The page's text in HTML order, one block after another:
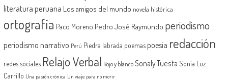
literatura peruana Los amigos del mundo novela histórica
ortografía Paco Moreno Pedro José Raymundo periodismo
periodismo narrativo Perú Piedra labrada poemas poesía redacción
redes sociales Relajo Verbal Rojo y blanco Sonaly Tuesta Sonia Luz
Carrillo Una pasión crónica Un viaje para no morir